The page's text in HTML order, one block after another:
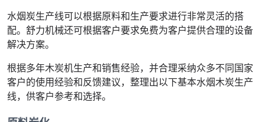
水烟炭生产线可以根据原料和生产要求进行非常灵活的搭
配。舒力机械还可根据客户要求免费为客户提供合理的设备
解决方案。
根据多年木炭机生产和销售经验，并合理采纳众多不同国家
客户的使用经验和反馈建议，整理出以下基本水烟木炭生产
线，供客户参考和选择。